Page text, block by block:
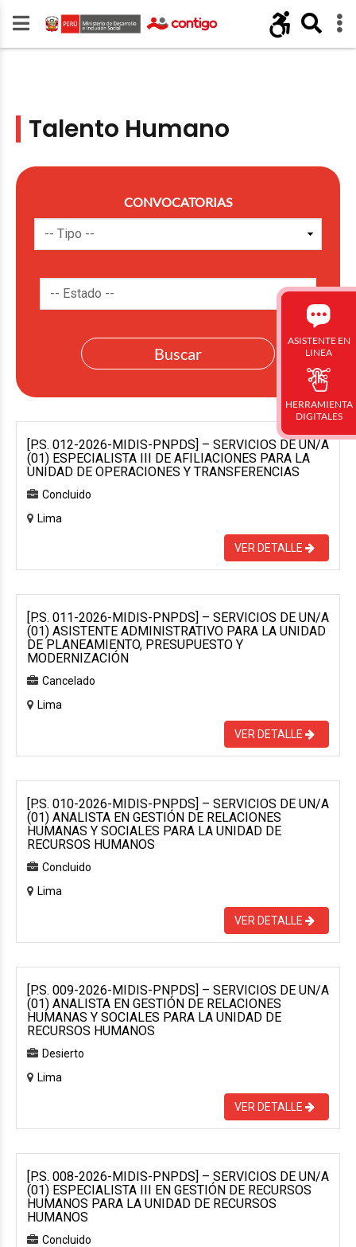
Talento Humano
CONVOCATORIAS
[P.S. 012-2026-MIDIS-PNPDS] – SERVICIOS DE UN/A
(01) ESPECIALISTA III DE AFILIACIONES PARA LA
UNIDAD DE OPERACIONES Y TRANSFERENCIAS
Concluido
Lima
VER DETALLE
[P.S. 011-2026-MIDIS-PNPDS] – SERVICIOS DE UN/A
(01) ASISTENTE ADMINISTRATIVO PARA LA UNIDAD
DE PLANEAMIENTO, PRESUPUESTO Y
MODERNIZACIÓN
Cancelado
Lima
VER DETALLE
[P.S. 010-2026-MIDIS-PNPDS] – SERVICIOS DE UN/A
(01) ANALISTA EN GESTIÓN DE RELACIONES
HUMANAS Y SOCIALES PARA LA UNIDAD DE
RECURSOS HUMANOS
Concluido
Lima
VER DETALLE
[P.S. 009-2026-MIDIS-PNPDS] – SERVICIOS DE UN/A
(01) ANALISTA EN GESTIÓN DE RELACIONES
HUMANAS Y SOCIALES PARA LA UNIDAD DE
RECURSOS HUMANOS
Desierto
Lima
VER DETALLE
[P.S. 008-2026-MIDIS-PNPDS] – SERVICIOS DE UN/A
(01) ESPECIALISTA III EN GESTIÓN DE RECURSOS
HUMANOS PARA LA UNIDAD DE RECURSOS
HUMANOS
Concluido
ASISTENTE EN
LINEA
HERRAMIENTA
DIGITALES